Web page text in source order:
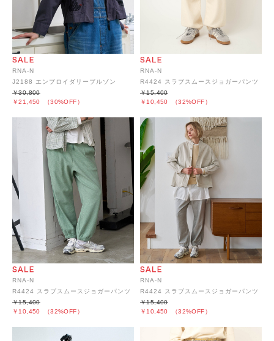
RNA-N
J2188 エンブロイダリーブルゾン
￥21,450 （30%OFF）
￥30,800
RNA-N
R4424 スラブスムースジョガーパンツ
￥10,450 （32%OFF）
￥15,400
RNA-N
R4424 スラブスムースジョガーパンツ
￥10,450 （32%OFF）
￥15,400
RNA-N
R4424 スラブスムースジョガーパンツ
￥10,450 （32%OFF）
￥15,400